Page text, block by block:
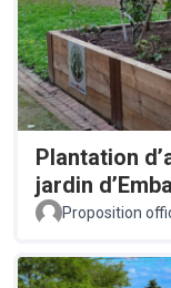
Plantation
jardin
Proposition